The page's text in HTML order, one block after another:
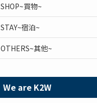
SHOP~買物~
STAY~宿泊~
OTHERS~其他~
We are K2W